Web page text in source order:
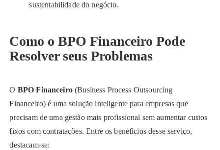
sustentabilidade do negócio.
Como o BPO Financeiro Pode
Resolver seus Problemas
O BPO Financeiro(Business Process Outsourcing
Financeiro) é uma solução inteligente para empresas que
precisam de uma gestão mais profissional sem aumentar custos
fixos com contratações. Entre os benefícios desse serviço,
destacam-se: